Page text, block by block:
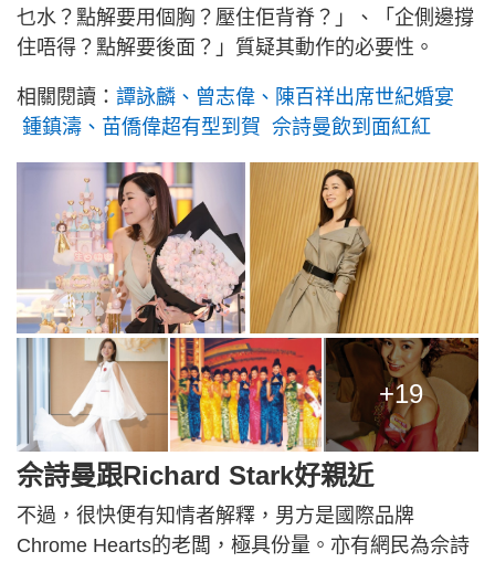
乜水？點解要用個胸？壓住佢背脊？」、「企側邊撐
住唔得？點解要後面？」質疑其動作的必要性。
相關閱讀： 譚詠麟、曾志偉、陳百祥出席世紀婚宴
鍾鎮濤、苗僑偉超有型到賀 佘詩曼飲到面紅紅
+19
佘詩曼跟Richard Stark好親近
不過，很快便有知情者解釋，男方是國際品牌
Chrome Hearts的老闆，極具份量。亦有網民為佘詩